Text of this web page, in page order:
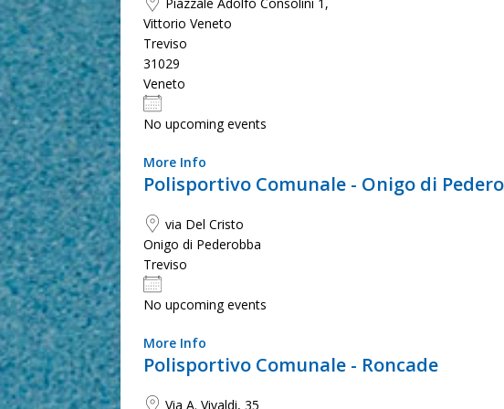
Vittorio Veneto
Treviso
31029
Veneto
No upcoming events
More Info
Polisportivo Comunale - Onigo di
via Del Cristo
Onigo di Pederobba
Treviso
No upcoming events
More Info
Polisportivo Comunale - Roncade
Via A. Vivaldi, 35